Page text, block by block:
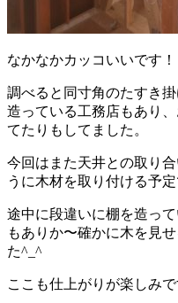
なかなかカッコいいです！
調べると同寸角のたすき
造っている工務店もあり
てたりもしてました。
今回はまた天井との取り
うに木材を取り付ける予定
途中に段違いに棚を造っ
もありか〜確かに木を見
た^_^
ここも仕上がりが楽しみで